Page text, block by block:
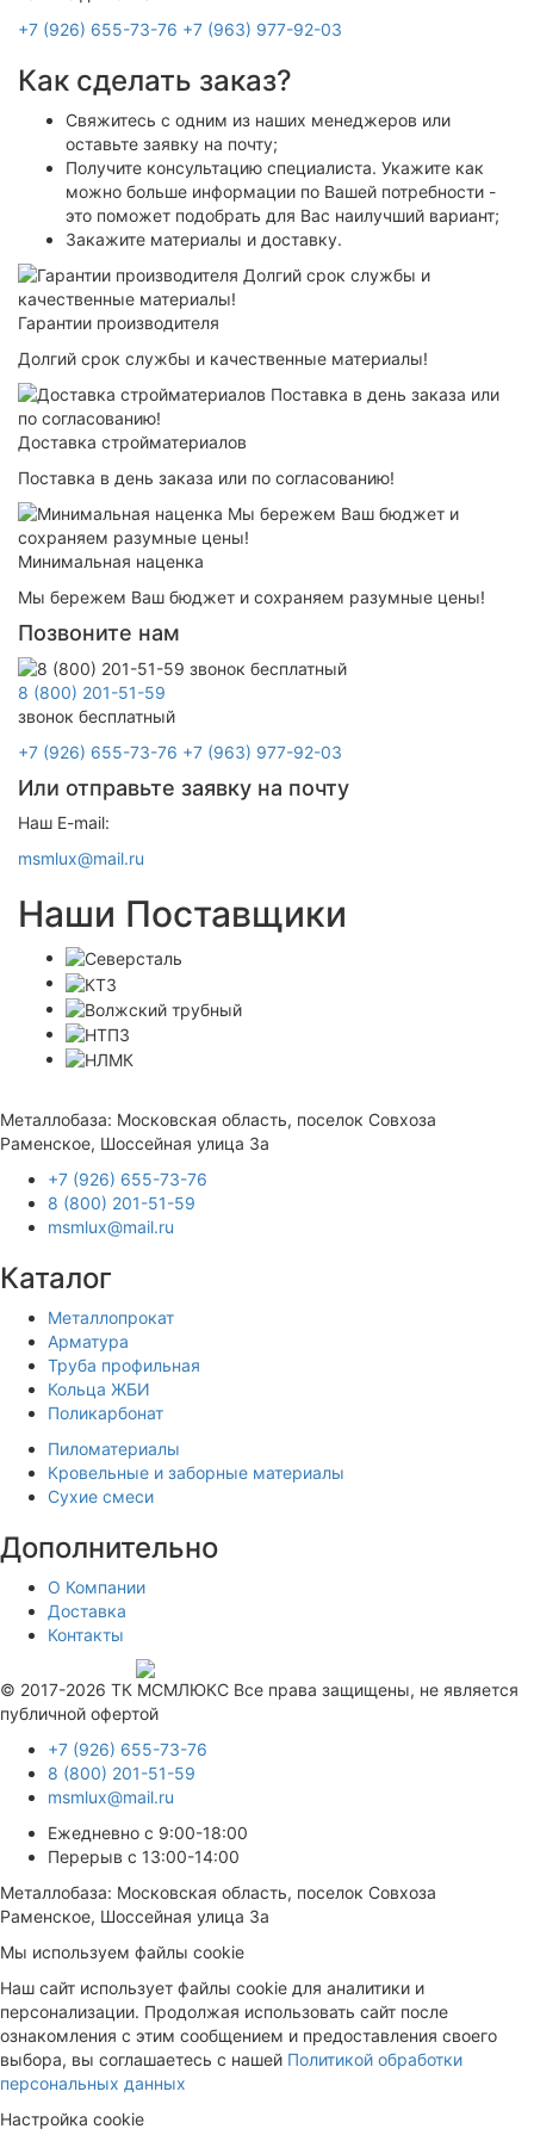
+7 (926) 655-73-76 +7 (963) 977-92-03
Как сделать заказ?
Свяжитесь с одним из наших менеджеров или
оставьте заявку на почту;
Получите консультацию специалиста. Укажите как
можно больше информации по Вашей потребности -
это поможет подобрать для Вас наилучший вариант;
Закажите материалы и доставку.
Гарантии производителя
Долгий срок службы и качественные материалы!
Доставка стройматериалов
Поставка в день заказа или по согласованию!
Минимальная наценка
Мы бережем Ваш бюджет и сохраняем разумные цены!
Позвоните нам
8 (800) 201-51-59
звонок бесплатный
+7 (926) 655-73-76 +7 (963) 977-92-03
Или отправьте заявку на почту
Наш E-mail:
msmlux@mail.ru
Наши Поставщики
Металлобаза: Московская область, поселок Совхоза
Раменское, Шоссейная улица 3а
+7 (926) 655-73-76
8 (800) 201-51-59
msmlux@mail.ru
Каталог
Металлопрокат
Арматура
Труба профильная
Кольца ЖБИ
Поликарбонат
Пиломатериалы
Кровельные и заборные материалы
Сухие смеси
Дополнительно
О Компании
Доставка
Контакты
© 2017-2026 ТК МСМЛЮКС Все права защищены, не является
публичной офертой
+7 (926) 655-73-76
8 (800) 201-51-59
msmlux@mail.ru
Ежедневно с 9:00-18:00
Перерыв с 13:00-14:00
Металлобаза: Московская область, поселок Совхоза
Раменское, Шоссейная улица 3а
Мы используем файлы cookie
Наш сайт использует файлы cookie для аналитики и
персонализации. Продолжая использовать сайт после
ознакомления с этим сообщением и предоставления своего
выбора, вы соглашаетесь с нашей Политикой обработки
персональных данных
Настройка cookie